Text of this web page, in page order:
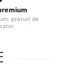
preturi de